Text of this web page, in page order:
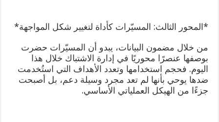
*المحور الثالث: المسيّرات كأداة لتغيير شكل المواجهة*
من خلال مضمون البيانات، يبدو أن المسيّرات حضرت
بوصفها عنصرًا محوريًا في إدارة الاشتباك خلال هذا
اليوم. فحجم استخدامها وتعدد الأهداف التي استُخدمت
ضدها يوحي بأنها لم تعد مجرد وسيلة دعم، بل أصبحت
جزءًا من الهيكل العملياتي الأساسي.